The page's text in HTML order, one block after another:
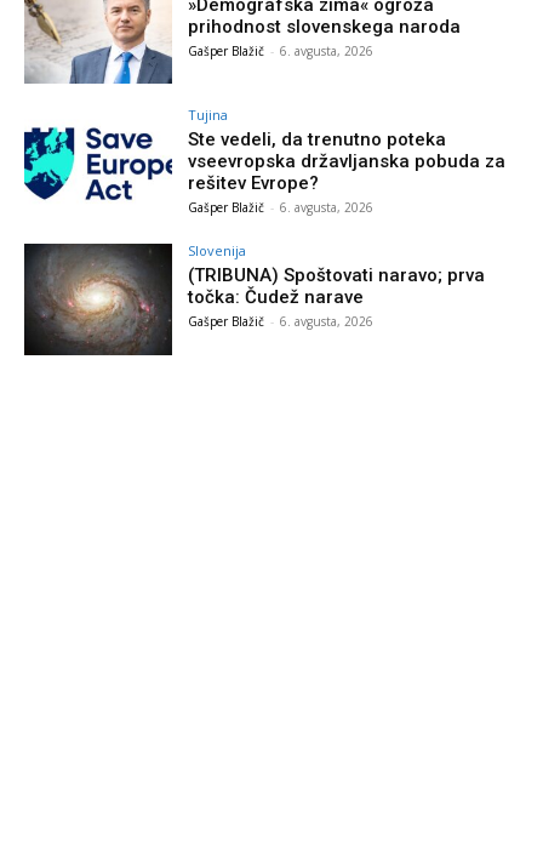
»Demografska zima« ogroža
prihodnost slovenskega naroda
Gašper Blažič - 6. avgusta, 2026
Tujina
Ste vedeli, da trenutno poteka
vseevropska državljanska pobuda za
rešitev Evrope?
Gašper Blažič - 6. avgusta, 2026
Slovenija
(TRIBUNA) Spoštovati naravo; prva
točka: Čudež narave
Gašper Blažič - 6. avgusta, 2026